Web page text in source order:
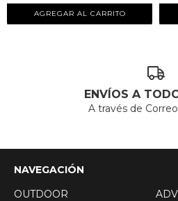
ENVÍOS A
A través de
NAVEGACIÓN
OUTDOOR